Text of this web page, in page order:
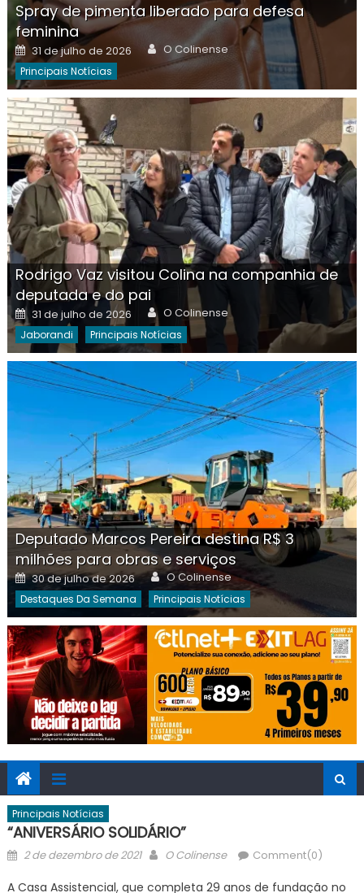
Spray de pimenta liberado para defesa
feminina
Posted
on
31 de julho de 2026 Author
O Colinense
Principais Notícias
Rodrigo Vaz visitou Colina na companhia de
deputada e do pai
Posted
on
31 de julho de 2026 Author
O Colinense
Jaborandi Principais Notícias
Deputado Marcos Pereira destina R$ 3
milhões para obras e serviços
Posted
on
30 de julho de 2026 Author
O Colinense
Destaques Da Semana Principais Notícias
Principais Notícias
“ANIVERSÁRIO SOLIDÁRIO”
Posted
2 de dezembro de 2021 Author
O Colinense Comment(0)
A Casa Assistencial, que completa 29 anos de fundação no